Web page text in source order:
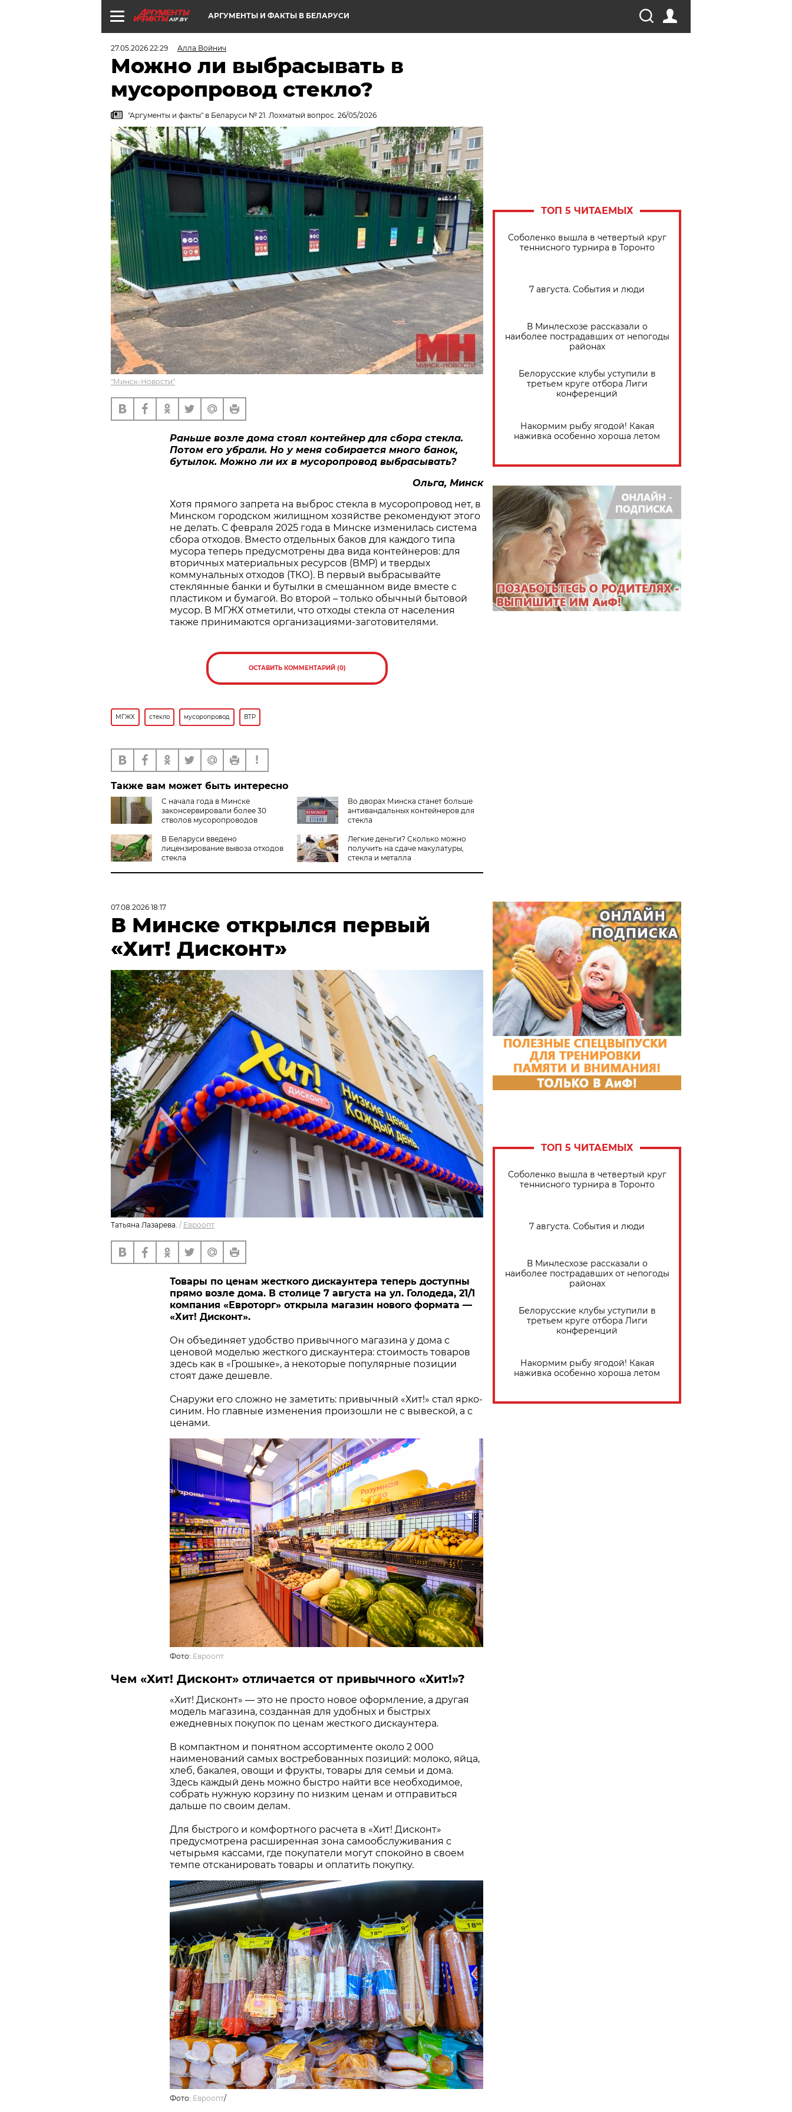
AIF.BY АРГУМЕНТЫ И ФАКТЫ В БЕЛАРУСИ
27.05.2026 22:29 Алла Войнич
Можно ли выбрасывать в
мусоропровод стекло?
"Аргументы и факты" в Беларуси № 21. Лохматый вопрос. 26/05/2026
"Минск-Новости"
Раньше возле дома стоял контейнер для сбора стекла.
Потом его убрали. Но у меня собирается много банок,
бутылок. Можно ли их в мусоропровод выбрасывать?
Ольга, Минск
Хотя прямого запрета на выброс стекла в мусоропровод нет, в
Минском городском жилищном хозяйстве рекомендуют этого
не делать. С февраля 2025 года в Минске изменилась система
сбора отходов. Вместо отдельных баков для каждого типа
мусора теперь предусмотрены два вида контейнеров: для
вторичных материальных ресурсов (ВМР) и твердых
коммунальных отходов (ТКО). В первый выбрасывайте
стеклянные банки и бутылки в смешанном виде вместе с
пластиком и бумагой. Во второй – только обычный бытовой
мусор. В МГЖХ отметили, что отходы стекла от населения
также принимаются организациями-заготовителями.
ОСТАВИТЬ КОММЕНТАРИЙ (0)
МГЖХ стекло мусоропровод ВТР
Также вам может быть интересно
С начала года в Минске
законсервировали более 30
стволов мусоропроводов
Во дворах Минска станет больше
антивандальных контейнеров для
стекла
В Беларуси введено
лицензирование вывоза отходов
стекла
Легкие деньги? Сколько можно
получить на сдаче макулатуры,
стекла и металла
ТОП 5 ЧИТАЕМЫХ
Соболенко вышла в четвертый круг
теннисного турнира в Торонто
7 августа. События и люди
В Минлесхозе рассказали о
наиболее пострадавших от непогоды
районах
Белорусские клубы уступили в
третьем круге отбора Лиги
конференций
Накормим рыбу ягодой! Какая
наживка особенно хороша летом
07.08.2026 18:17
В Минске открылся первый
«Хит! Дисконт»
Татьяна Лазарева. / Евроопт
Товары по ценам жесткого дискаунтера теперь доступны
прямо возле дома. В столице 7 августа на ул. Голодеда, 21/1
компания «Евроторг» открыла магазин нового формата —
«Хит! Дисконт».
Он объединяет удобство привычного магазина у дома с
ценовой моделью жесткого дискаунтера: стоимость товаров
здесь как в «Грошыке», а некоторые популярные позиции
стоят даже дешевле.
Снаружи его сложно не заметить: привычный «Хит!» стал ярко-
синим. Но главные изменения произошли не с вывеской, а с
ценами.
Фото: Евроопт
Чем «Хит! Дисконт» отличается от привычного «Хит!»?
«Хит! Дисконт» — это не просто новое оформление, а другая
модель магазина, созданная для удобных и быстрых
ежедневных покупок по ценам жесткого дискаунтера.
В компактном и понятном ассортименте около 2 000
наименований самых востребованных позиций: молоко, яйца,
хлеб, бакалея, овощи и фрукты, товары для семьи и дома.
Здесь каждый день можно быстро найти все необходимое,
собрать нужную корзину по низким ценам и отправиться
дальше по своим делам.
Для быстрого и комфортного расчета в «Хит! Дисконт»
предусмотрена расширенная зона самообслуживания с
четырьмя кассами, где покупатели могут спокойно в своем
темпе отсканировать товары и оплатить покупку.
Фото: Евроопт/
ТОП 5 ЧИТАЕМЫХ
Соболенко вышла в четвертый круг
теннисного турнира в Торонто
7 августа. События и люди
В Минлесхозе рассказали о
наиболее пострадавших от непогоды
районах
Белорусские клубы уступили в
третьем круге отбора Лиги
конференций
Накормим рыбу ягодой! Какая
наживка особенно хороша летом